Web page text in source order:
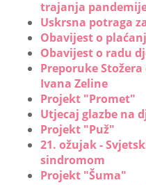
trajanja pandemije
Uskrsna potraga
Obavijest o
Obavijest o radu
Preporuke
Ivana Zeline
Projekt "Promet"
Utjecaj glazbe na
Projekt "Puž"
21. ožujak -
sindromom
Projekt "Šuma"